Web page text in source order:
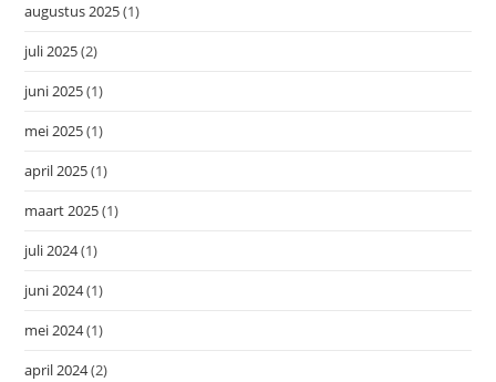
augustus 2025(1)
juli 2025(2)
juni 2025(1)
mei 2025(1)
april 2025(1)
maart 2025(1)
juli 2024(1)
juni 2024(1)
mei 2024(1)
april 2024(2)